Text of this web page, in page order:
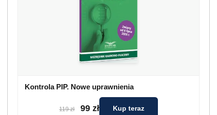
Kontrola PIP. Nowe uprawnienia
119 zł 99 zł Kup teraz